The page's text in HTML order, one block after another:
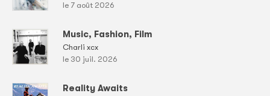
le 7 août 2026
Music, Fashion, Film
Charli xcx
le 30 juil. 2026
Reality Awaits